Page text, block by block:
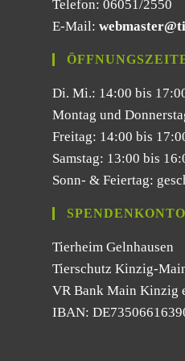
Telefon: 06051/2550
E-Mail:
Di. Mi.: 14:00 bis
Montag und
Freitag: 14:00 bis
Samstag: 13:00 bis
Sonn- & Feiertag:
SPENDENKONTO
Tierheim Gelnhausen
Tierschutz Kinzig-
VR Bank Main Kinzig
IBAN: